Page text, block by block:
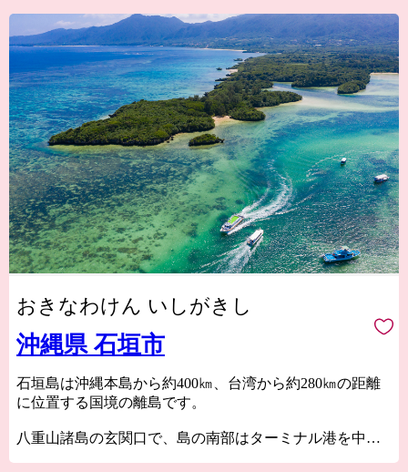
おきなわけん いしがきし
沖縄県 石垣市
石垣島は沖縄本島から約400㎞、台湾から約280㎞の距離
に位置する国境の離島です。
八重山諸島の玄関口で、島の南部はターミナル港を中心